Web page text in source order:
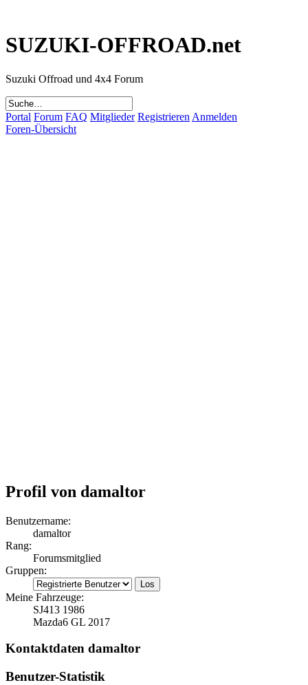
SUZUKI-OFFROAD.net
Suzuki Offroad und 4x4 Forum
Portal Forum FAQ Mitglieder Registrieren Anmelden
Foren-Übersicht
Profil von damaltor
Benutzername:
damaltor
Rang:
Forumsmitglied
Gruppen:
Meine Fahrzeuge:
SJ413 1986
Mazda6 GL 2017
Kontaktdaten damaltor
Benutzer-Statistik